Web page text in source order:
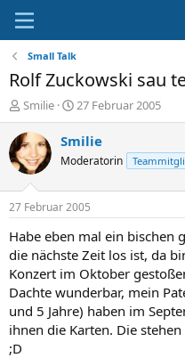
Small Talk
Rolf Zuckowski sau
E
r
s
t
e
e
r
Smilie
E
r
s
e
l
t
a
m
27 Februar 2005
Smilie
Moderatorin
27 Februar 2005
Habe eben mal ein bischen
die nächste Zeit los ist, da
Konzert im Oktober
Dachte wunderbar, mein
und 5 Jahre) haben im
ihnen die Karten. Die
;D